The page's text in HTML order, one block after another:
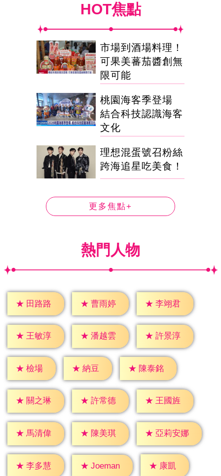
HOT焦點
市場到酒場料理！
可果美蕃茄醬創無
限可能
桃園海客季登場
結合科技認識海客
文化
理想混蛋號召粉絲
跨海追星吃美食！
更多焦點+
熱門人物
★ 田路路 ★ 曹雨婷 ★ 李翊君
★ 王敏淳 ★ 潘越雲 ★ 許景淳
★ 檢場 ★ 納豆 ★ 陳泰銘
★ 關之琳 ★ 許常德 ★ 王國旌
★ 馬清偉 ★ 陳美琪 ★ 亞莉安娜
★ 李多慧 ★ Joeman ★ 康凱